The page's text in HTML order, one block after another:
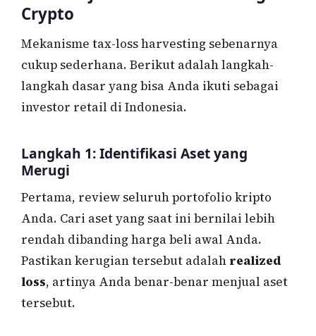
Crypto
Mekanisme tax-loss harvesting sebenarnya
cukup sederhana. Berikut adalah langkah-
langkah dasar yang bisa Anda ikuti sebagai
investor retail di Indonesia.
Langkah 1: Identifikasi Aset yang
Merugi
Pertama, review seluruh portofolio kripto
Anda. Cari aset yang saat ini bernilai lebih
rendah dibanding harga beli awal Anda.
Pastikan kerugian tersebut adalah realized
loss, artinya Anda benar-benar menjual aset
tersebut.